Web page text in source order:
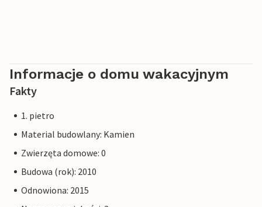
Informacje o domu wakacyjnym
Fakty
1. pietro
Material budowlany: Kamien
Zwierzęta domowe: 0
Budowa (rok): 2010
Odnowiona: 2015